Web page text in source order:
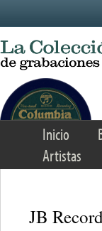
Inicio
Artistas
JB